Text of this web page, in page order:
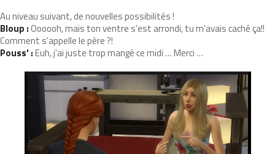
Au niveau suivant, de nouvelles possibilités !
Bloup :Oooooh, mais ton ventre s'est arrondi, tu m'avais caché ça!!
Comment s'appelle le père ?!
Pouss' :Euh, j'ai juste trop mangé ce midi … Merci …